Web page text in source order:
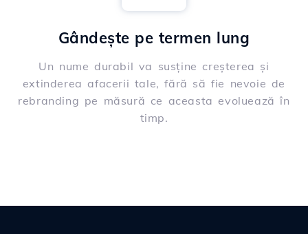
Gândește pe termen lung
Un nume durabil va susține creșterea și
extinderea afacerii tale, fără să fie nevoie de
rebranding pe măsură ce aceasta evoluează în
timp.